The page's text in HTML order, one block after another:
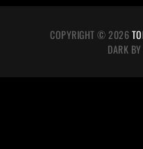
COPYRIGHT © 2026
DARK BY